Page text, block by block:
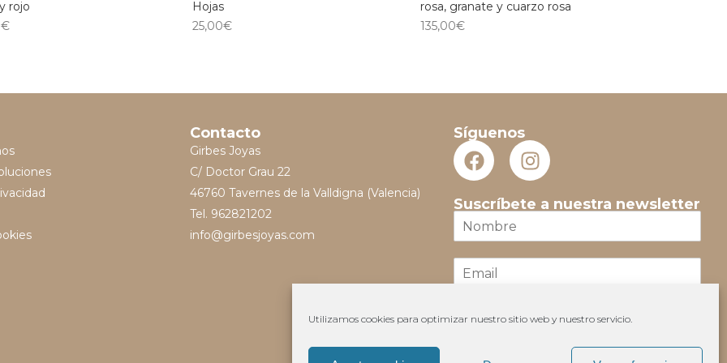
Utilizamos cookies para optimizar nuestro sitio web y nuestro servicio.
rojo
€
Hojas
25,00€
rosa, granate y cuarzo rosa
135,00€
Contacto
Girbes Joyas
C/ Doctor Grau 22
46760 Tavernes de la Valldigna (Valencia)
Tel. 962821202
info@girbesjoyas.com
Síguenos
Suscríbete a nuestra newsletter
r
*
m
Suscribir